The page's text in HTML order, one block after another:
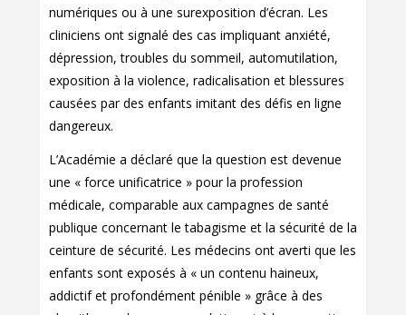
numériques ou à une surexposition d’écran. Les
cliniciens ont signalé des cas impliquant anxiété,
dépression, troubles du sommeil, automutilation,
exposition à la violence, radicalisation et blessures
causées par des enfants imitant des défis en ligne
dangereux.
L’Académie a déclaré que la question est devenue
une « force unificatrice » pour la profession
médicale, comparable aux campagnes de santé
publique concernant le tabagisme et la sécurité de la
ceinture de sécurité. Les médecins ont averti que les
enfants sont exposés à « un contenu haineux,
addictif et profondément pénible » grâce à des